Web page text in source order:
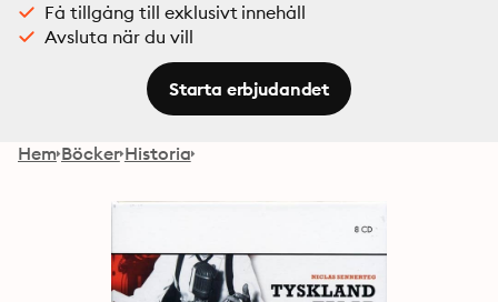
Få tillgång till exklusivt innehåll
Avsluta när du vill
Starta erbjudandet
Hem Böcker Historia